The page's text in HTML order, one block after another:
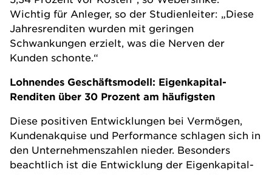
Wichtig für Anleger, so der Studienleiter: „Diese
Jahresrenditen wurden mit geringen
Schwankungen erzielt, was die Nerven der
Kunden schonte.“
Lohnendes Geschäftsmodell: Eigenkapital-
Renditen über 30 Prozent am häufigsten
Diese positiven Entwicklungen bei Vermögen,
Kundenakquise und Performance schlagen sich in
den Unternehmenszahlen nieder. Besonders
beachtlich ist die Entwicklung der Eigenkapital-